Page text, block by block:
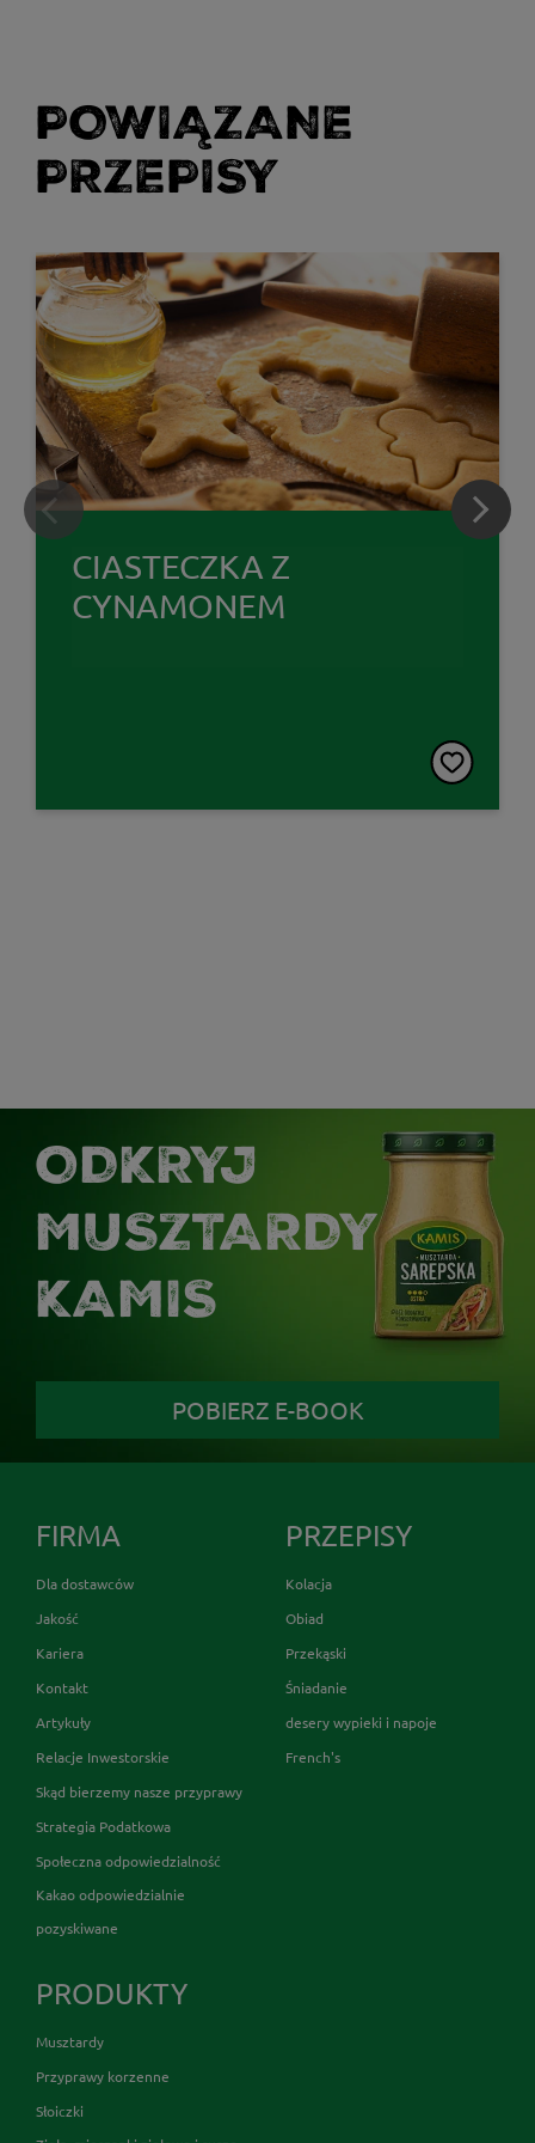
POWIĄZANE
PRZEPISY
CIASTECZKA Z
CYNAMONEM
ODKRYJ
MUSZTARDY
KAMIS
POBIERZ E-BOOK
FIRMA
Dla dostawców
Jakość
Kariera
Kontakt
Artykuły
Relacje Inwestorskie
Skąd bierzemy nasze przyprawy
Strategia Podatkowa
Społeczna odpowiedzialność
Kakao odpowiedzialnie
pozyskiwane
PRZEPISY
Kolacja
Obiad
Przekąski
Śniadanie
desery wypieki i napoje
French's
PRODUKTY
Musztardy
Przyprawy korzenne
Słoiczki